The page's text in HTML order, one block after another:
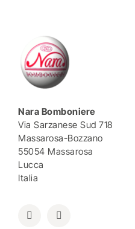
Nara Bomboniere
Via Sarzanese Sud 718
Massarosa-Bozzano
55054 Massarosa
Lucca
Italia